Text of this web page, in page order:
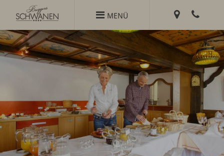
Inhalt
springen
 MENÜ